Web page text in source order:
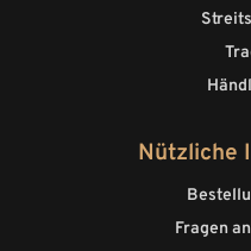
Nützliche
Fragen